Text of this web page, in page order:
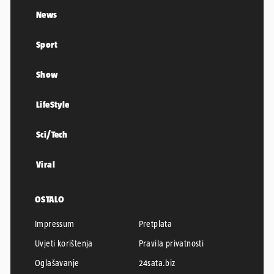
News
Sport
Show
LifeStyle
Sci/Tech
Viral
OSTALO
Impressum
Pretplata
Uvjeti korištenja
Pravila privatnosti
Oglašavanje
24sata.biz